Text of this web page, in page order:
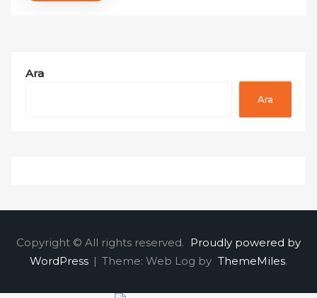
Ara
Ara
Copyright © All rights reserved. Proudly powered by
WordPress | Theme: Web Log by ThemeMiles.